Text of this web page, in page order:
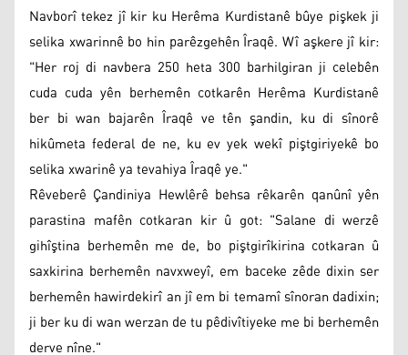
Navborî tekez jî kir ku Herêma Kurdistanê bûye pişkek ji
selika xwarinnê bo hin parêzgehên Îraqê. Wî aşkere jî kir:
"Her roj di navbera 250 heta 300 barhilgiran ji celebên
cuda cuda yên berhemên cotkarên Herêma Kurdistanê
ber bi wan bajarên Îraqê ve tên şandin, ku di sînorê
hikûmeta federal de ne, ku ev yek wekî piştgiriyekê bo
selika xwarinê ya tevahiya Îraqê ye."
Rêveberê Çandiniya Hewlêrê behsa rêkarên qanûnî yên
parastina mafên cotkaran kir û got: "Salane di werzê
gihîştina berhemên me de, bo piştgirîkirina cotkaran û
saxkirina berhemên navxweyî, em baceke zêde dixin ser
berhemên hawirdekirî an jî em bi temamî sînoran dadixin;
ji ber ku di wan werzan de tu pêdivîtiyeke me bi berhemên
derve nîne."